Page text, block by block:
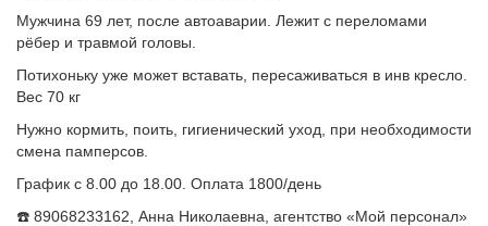
Мужчина 69 лет, после автоаварии. Лежит с переломами
рёбер и травмой головы.
Потихоньку уже может вставать, пересаживаться в инв кресло.
Вес 70 кг
Нужно кормить, поить, гигиенический уход, при необходимости
смена памперсов.
График с 8.00 до 18.00. Оплата 1800/день
☎️ 89068233162, Анна Николаевна, агентство «Мой персонал»